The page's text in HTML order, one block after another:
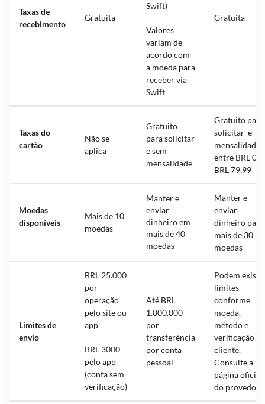
Taxas de
recebimento
Gratuita
Swift)
Valores
variam de
acordo com
a moeda para
receber via
Swift
Gratuita
Taxas do
cartão
Não se
aplica
Gratuito
para solicitar
e sem
mensalidade
Gratuito para
solicitar e
mensalidade
entre BRL 0 a
BRL 79,99
Moedas
disponíveis
Mais de 10
moedas
Manter e
enviar
dinheiro em
mais de 40
moedas
Manter e
enviar
dinheiro para
mais de 30
moedas
Limites de
envio
BRL 25.000
por
operação
pelo site ou
app
BRL 3000
pelo app
(conta sem
verificação)
Até BRL
1.000.000
por
transferência
por conta
pessoal
Podem existir
limites
conforme
moeda,
método e
verificação do
cliente.
Consulte a
página oficial
do provedor